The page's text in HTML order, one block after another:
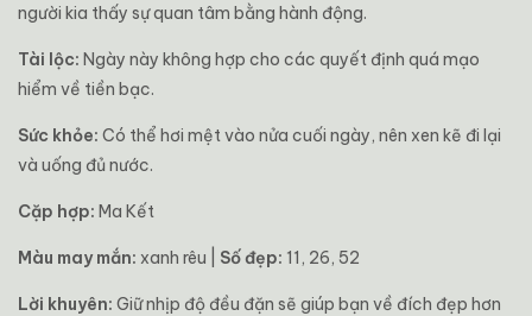
người kia thấy sự quan tâm bằng hành động.
Tài lộc: Ngày này không hợp cho các quyết định quá mạo
hiểm về tiền bạc.
Sức khỏe: Có thể hơi mệt vào nửa cuối ngày, nên xen kẽ đi lại
và uống đủ nước.
Cặp hợp: Ma Kết
Màu may mắn: xanh rêu | Số đẹp: 11, 26, 52
Lời khuyên: Giữ nhịp độ đều đặn sẽ giúp bạn về đích đẹp hơn